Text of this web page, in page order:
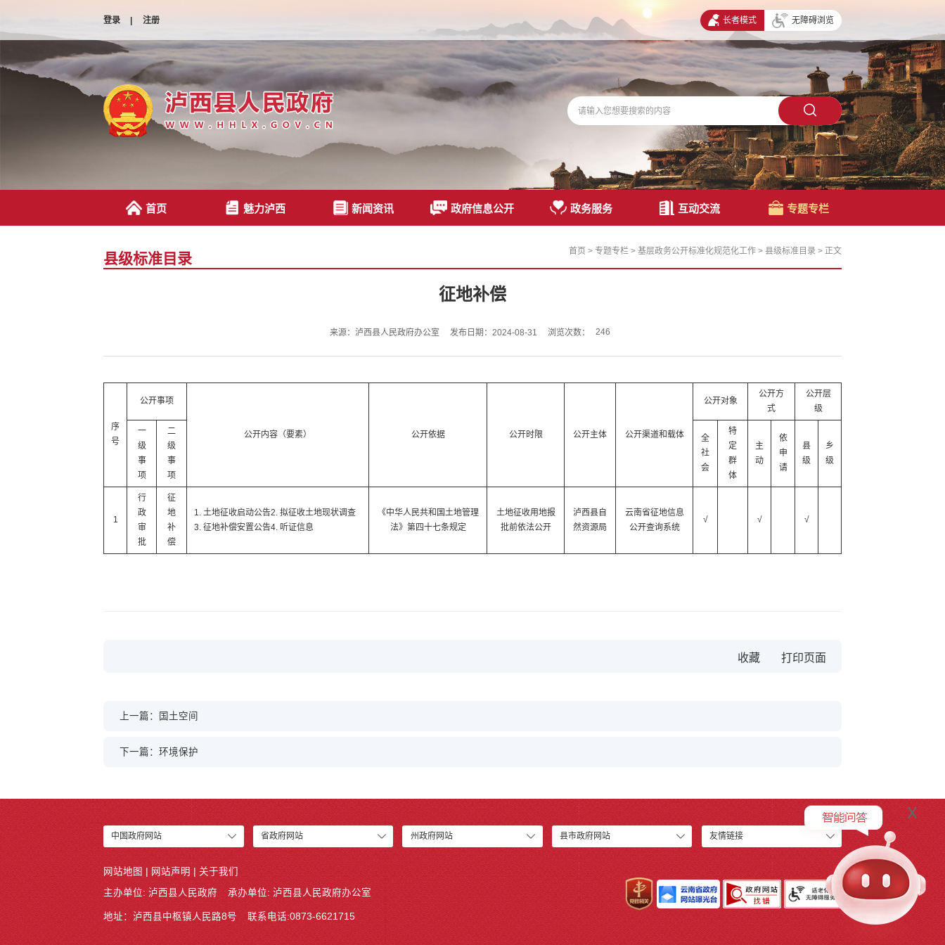
登录 | 注册 长者模式 无障碍浏览
首页 魅力泸西 新闻资讯 政府信息公开 政务服务 互动交流 专题专栏
县级标准目录 首页 > 专题专栏 > 基层政务公开标准化规范化工作 > 县级标准目录 > 正文
征地补偿
来源：泸西县人民政府办公室 发布日期：2024-08-31 浏览次数： 246
序
号
公开事项
公开内容（要素） 公开依据 公开时限 公开主体 公开渠道和载体
公开对象
公开方
式
公开层
级
一
级
事
项
二
级
事
项
全
社
会
特
定
群
体
主
动
依
申
请
县
级
乡
级
1
行
政
审
批
征
地
补
偿
1. 土地征收启动公告2. 拟征收土地现状调查
3. 征地补偿安置公告4. 听证信息
《中华人民共和国土地管理
法》第四十七条规定
土地征收用地报
批前依法公开
泸西县自
然资源局
云南省征地信息
公开查询系统
√ √ √
收藏
上一篇：国土空间
下一篇：环境保护
中国政府网站 省政府网站 州政府网站 县市政府网站 友情链接
网站地图 网站声明 关于我们
主办单位: 泸西县人民政府 承办单位: 泸西县人民政府办公室
地址：泸西县中枢镇人民路8号 联系电话:0873-6621715
x